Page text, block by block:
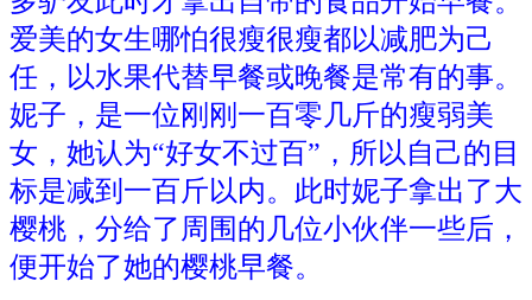
爱美的女生哪怕很瘦很瘦都以减肥为己
任，以水果代替早餐或晚餐是常有的事。
妮子，是一位刚刚一百零几斤的瘦弱美
女，她认为“好女不过百”，所以自己的目
标是减到一百斤以内。此时妮子拿出了大
樱桃，分给了周围的几位小伙伴一些后，
便开始了她的樱桃早餐。